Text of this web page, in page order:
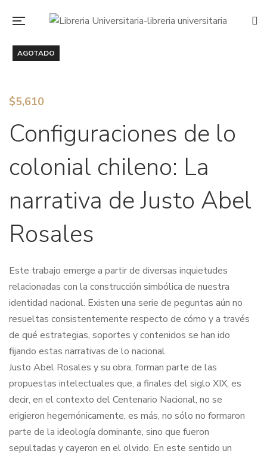
AGOTADO
$5,610
Configuraciones de lo
colonial chileno: La
narrativa de Justo Abel
Rosales
Este trabajo emerge a partir de diversas inquietudes
relacionadas con la construcción simbólica de nuestra
identidad nacional. Existen una serie de peguntas aún no
resueltas consistentemente respecto de cómo y a través
de qué estrategias, soportes y contenidos se han ido
fijando estas narrativas de lo nacional.
Justo Abel Rosales y su obra, forman parte de las
propuestas intelectuales que, a finales del siglo XIX, es
decir, en el contexto del Centenario Nacional, no se
erigieron hegemónicamente, es más, no sólo no formaron
parte de la ideología dominante, sino que fueron
sepultadas y cayeron en el olvido. En este sentido un